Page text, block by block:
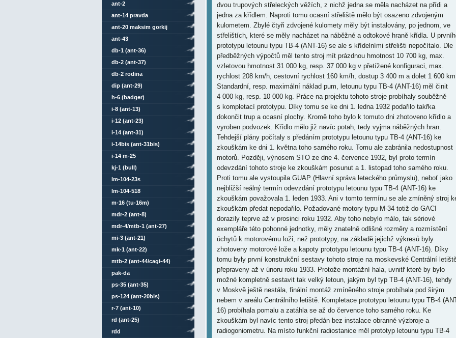
ant-2
ant-14 pravda
ant-20 maksim gorkij
ant-43
db-1 (ant-36)
db-2 (ant-37)
db-2 rodina
dip (ant-29)
h-6 (badger)
i-8 (ant-13)
i-12 (ant-23)
i-14 (ant-31)
i-14bis (ant-31bis)
i-14 m-25
kj-1 (bull)
lm-104-23s
lm-104-518
m-16 (tu-16m)
mdr-2 (ant-8)
mdr-4/mtb-1 (ant-27)
mi-3 (ant-21)
mk-1 (ant-22)
mtb-2 (ant-44/cagi-44)
pak-da
ps-35 (ant-35)
ps-124 (ant-20bis)
r-7 (ant-10)
rd (ant-25)
rdd